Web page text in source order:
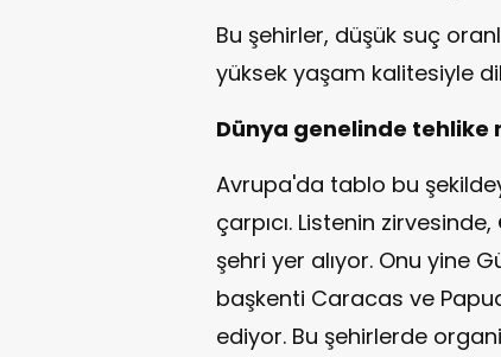
Bu şehirler, düşük suç
yüksek yaşam kalitesiyle
Dünya genelinde tehlike
Avrupa'da tablo bu
çarpıcı. Listenin zirvesinde,
şehri yer alıyor. Onu yine
başkenti Caracas ve
ediyor. Bu şehirlerde